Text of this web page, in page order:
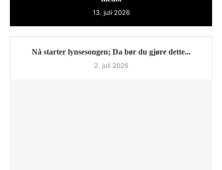
13. juli 2026
Nå starter lynsesongen; Da bør du gjøre dette...
2. juli 2026